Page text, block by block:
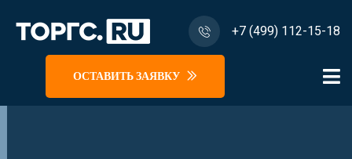
+7 (499) 112-15-18
ОСТАВИТЬ ЗАЯВКУ